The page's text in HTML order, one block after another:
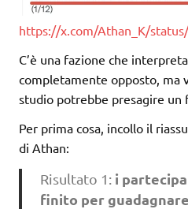
https://x.com/Athan_K/
C’è una fazione che
completamente opposto, ma
studio potrebbe presagire un
Per prima cosa, incollo il
di Athan:
Risultato 1: i
finito per